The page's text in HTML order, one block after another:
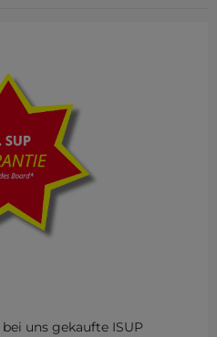
bei uns gekaufte ISUP